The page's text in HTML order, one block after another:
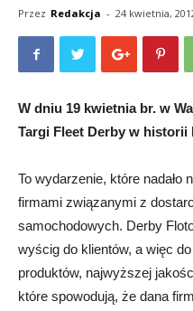
Przez Redakcja - 24 kwietnia,
W dniu 19 kwietnia br. w
Targi Fleet Derby w
To wydarzenie, które
firmami związanymi z
samochodowych. Derby
wyścig do klientów, a więc
produktów, najwyższej
które spowodują, że dana